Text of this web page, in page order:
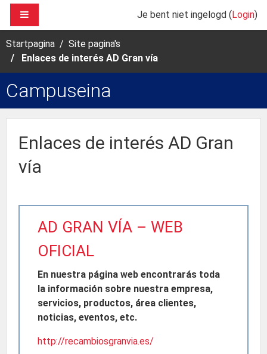
Ga naar hoofdinhoud
Je bent niet ingelogd (Login)
Startpagina
Site pagina's
Enlaces de interés AD Gran vía
Campuseina
Enlaces de interés AD Gran
vía
AD GRAN VÍA – WEB
OFICIAL
En nuestra página web encontrarás toda
la información sobre nuestra empresa,
servicios, productos, área clientes,
noticias, eventos, etc.
http://recambiosgranvia.es/